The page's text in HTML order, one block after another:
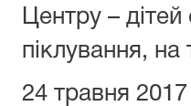
Центру – дітей
піклування,
24 травня